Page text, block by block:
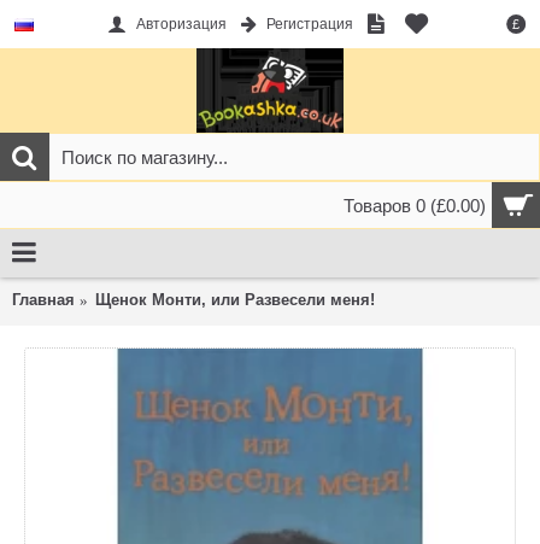
£
Авторизация Регистрация
Товаров 0 (£0.00)
Главная Щенок Монти, или Развесели меня!